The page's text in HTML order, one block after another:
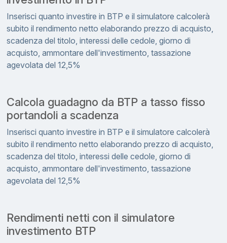
Inserisci quanto investire in BTP e il simulatore calcolerà
subito il rendimento netto elaborando prezzo di acquisto,
scadenza del titolo, interessi delle cedole, giorno di
acquisto, ammontare dell'investimento, tassazione
agevolata del 12,5%
Calcola guadagno da BTP a tasso fisso
portandoli a scadenza
Inserisci quanto investire in BTP e il simulatore calcolerà
subito il rendimento netto elaborando prezzo di acquisto,
scadenza del titolo, interessi delle cedole, giorno di
acquisto, ammontare dell'investimento, tassazione
agevolata del 12,5%
Rendimenti netti con il simulatore
investimento BTP